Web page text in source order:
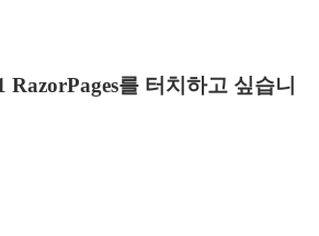
RazorPages를 터치하고 싶습니